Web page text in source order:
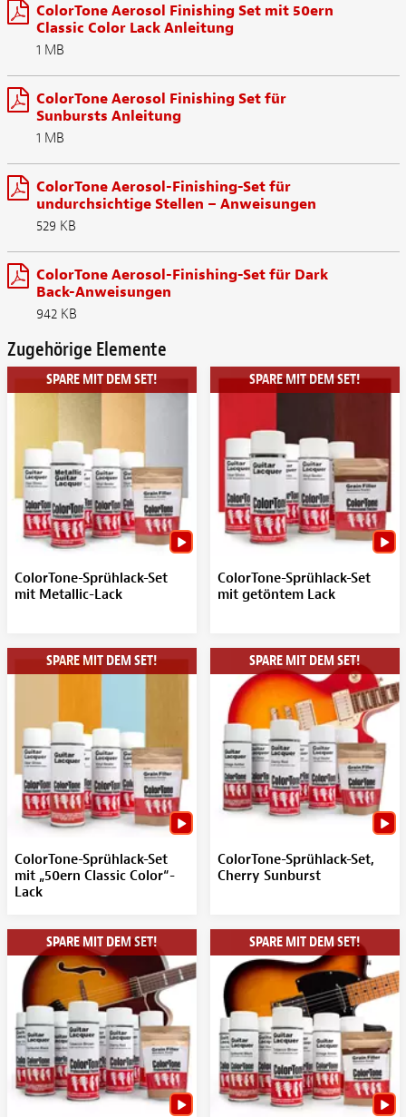
ColorTone Aerosol Finishing Set mit 50ern
Classic Color Lack Anleitung
1 MB
ColorTone Aerosol Finishing Set für
Sunbursts Anleitung
1 MB
ColorTone Aerosol-Finishing-Set für
undurchsichtige Stellen – Anweisungen
529 KB
ColorTone Aerosol-Finishing-Set für Dark
Back-Anweisungen
942 KB
Zugehörige Elemente
SPARE MIT DEM SET!
ColorTone-Sprühlack-Set
mit Metallic-Lack
SPARE MIT DEM SET!
ColorTone-Sprühlack-Set
mit getöntem Lack
SPARE MIT DEM SET!
ColorTone-Sprühlack-Set
mit „50ern Classic Color“-
Lack
SPARE MIT DEM SET!
ColorTone-Sprühlack-Set,
Cherry Sunburst
SPARE MIT DEM SET! SPARE MIT DEM SET!